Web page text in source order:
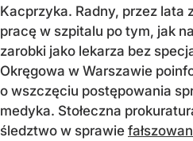
Kacprzyka. Radny, przez lata
pracę w szpitalu po tym, jak
zarobki jako lekarza bez
Okręgowa w Warszawie
o wszczęciu postępowania
medyka. Stołeczna
śledztwo w sprawie